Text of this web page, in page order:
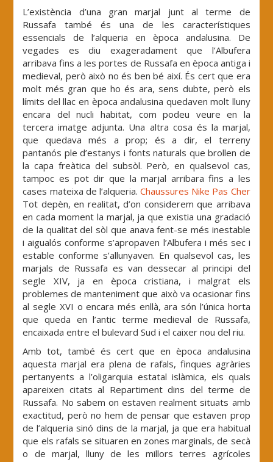
L’existència d’una gran marjal junt al terme de
Russafa també és una de les característiques
essencials de l’alqueria en època andalusina. De
vegades es diu exageradament que l’Albufera
arribava fins a les portes de Russafa en època antiga i
medieval, però això no és ben bé així. És cert que era
molt més gran que ho és ara, sens dubte, però els
límits del llac en època andalusina quedaven molt lluny
encara del nucli habitat, com podeu veure en la
tercera imatge adjunta. Una altra cosa és la marjal,
que quedava més a prop; és a dir, el terreny
pantanós ple d’estanys i fonts naturals que brollen de
la capa freàtica del subsòl. Però, en qualsevol cas,
tampoc es pot dir que la marjal arribara fins a les
cases mateixa de l’alqueria.Chaussures Nike Pas Cher
Tot depèn, en realitat, d’on considerem que arribava
en cada moment la marjal, ja que existia una gradació
de la qualitat del sòl que anava fent-se més inestable
i aigualós conforme s’apropaven l’Albufera i més sec i
estable conforme s’allunyaven. En qualsevol cas, les
marjals de Russafa es van dessecar al principi del
segle XIV, ja en època cristiana, i malgrat els
problemes de manteniment que això va ocasionar fins
al segle XVI o encara més enllà, ara són l’única horta
que queda en l’antic terme medieval de Russafa,
encaixada entre el bulevard Sud i el caixer nou del riu.
Amb tot, també és cert que en època andalusina
aquesta marjal era plena de rafals, finques agràries
pertanyents a l’oligarquia estatal islàmica, els quals
apareixen citats al Repartiment dins del terme de
Russafa. No sabem on estaven realment situats amb
exactitud, però no hem de pensar que estaven prop
de l’alqueria sinó dins de la marjal, ja que era habitual
que els rafals se situaren en zones marginals, de secà
o de marjal, lluny de les millors terres agrícoles